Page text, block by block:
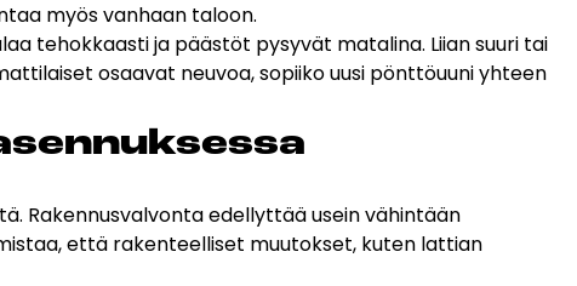
myös vanhaan taloon.
tehokkaasti ja päästöt pysyvät matalina. Liian suuri tai
osaavat neuvoa, sopiiko uusi pönttöuuni yhteen
Rakennusvalvonta edellyttää usein vähintään
että rakenteelliset muutokset, kuten lattian